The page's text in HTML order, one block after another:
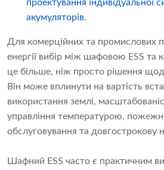
проектування індивідуальної
акумуляторів.
Для комерційних та промислових
енергії вибір між шафовою ESS та
це більше, ніж просто рішення
Він може вплинути на вартість
використання землі,
управління температурою,
обслуговування та довгострокову
Шафний ESS часто є практичним